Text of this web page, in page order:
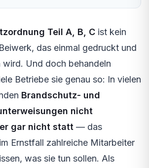
Teil A, B, C ist kein
das einmal gedruckt und
wird. Und doch behandeln
Betriebe sie genau so: In vielen
Brandschutz- und
nicht
gar nicht statt — das
Ernstfall zahlreiche Mitarbeiter
was sie tun sollen. Als